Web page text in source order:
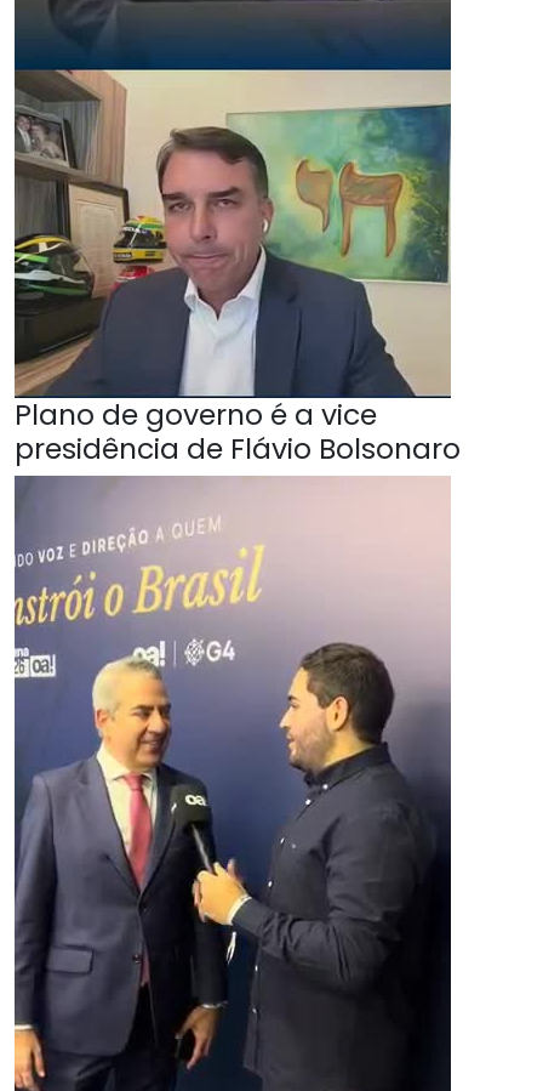
Plano de governo é a vice
presidência de Flávio Bolsonaro